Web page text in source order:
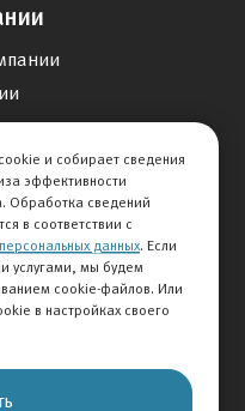
60-60
и собирает сведения
эффективности
Обработка сведений
в соответствии с
данных. Если
услугами, мы будем
cookie-файлов. Или
в настройках своего